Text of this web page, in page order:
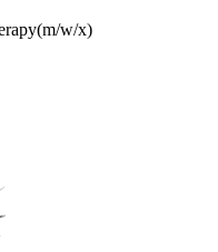
(m/w/x)